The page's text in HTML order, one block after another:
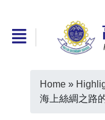
Home »
海上絲綢之路